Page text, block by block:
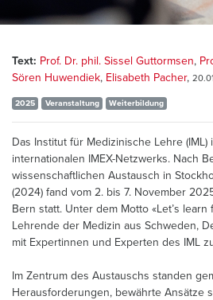
Text: Prof. Dr. phil. Sissel Guttormsen,
Sören Huwendiek, Elisabeth Pacher,
2025 Veranstaltung Weiterbildung
Das Institut für Medizinische Lehre
internationalen IMEX-Netzwerks. Nach
wissenschaftlichen Austausch in
(2024) fand vom 2. bis 7. November
Bern statt. Unter dem Motto «Let’s
Lehrende der Medizin aus Schweden,
mit Expertinnen und Experten des IML
Im Zentrum des Austauschs standen
Herausforderungen, bewährte Ansätze